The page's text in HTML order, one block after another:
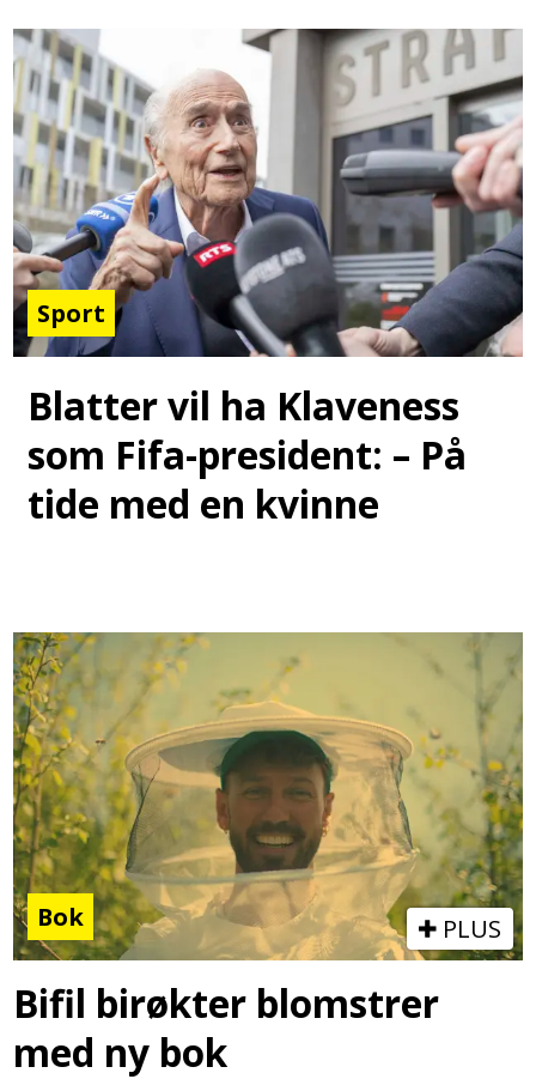
Sport
Blatter vil ha Klaveness
som Fifa-president: – På
tide med en kvinne
Bok PLUS
Bifil birøkter blomstrer
med ny bok